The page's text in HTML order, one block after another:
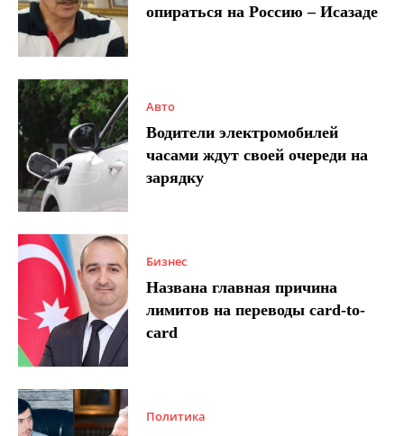
опираться на Россию – Исазаде
Авто
Водители электромобилей
часами ждут своей очереди на
зарядку
Бизнес
Названа главная причина
лимитов на переводы card-to-
card
Политика